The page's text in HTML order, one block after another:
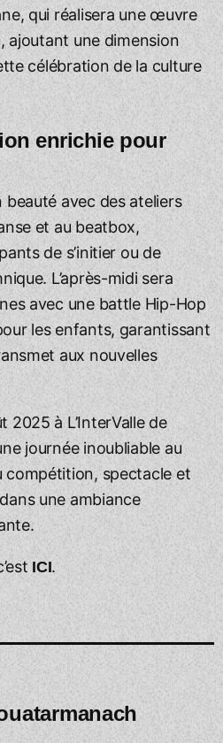
qui réalisera une œuvre
ajoutant une dimension
célébration de la culture
enrichie pour
avec des ateliers
et au beatbox,
de s’initier ou de
L’après-midi sera
avec une battle Hip-Hop
les enfants, garantissant
aux nouvelles
2025 à L’InterValle de
journée inoubliable au
compétition, spectacle et
une ambiance
ICI.